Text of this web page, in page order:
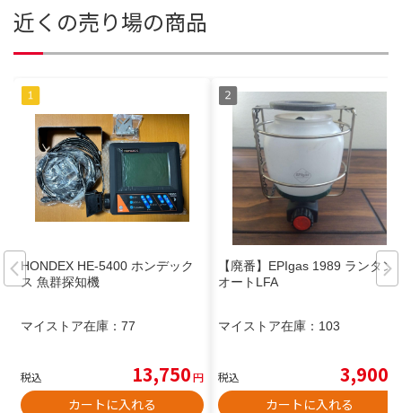
近くの売り場の商品
HONDEX HE-5400 ホンデック
ス 魚群探知機
マイストア在庫： 77
税込 13,750円
カートに入れる
【廃番】EPIgas 1989 ランタン
オートLFA
マイストア在庫： 103
税込 3,900
カートに入れる